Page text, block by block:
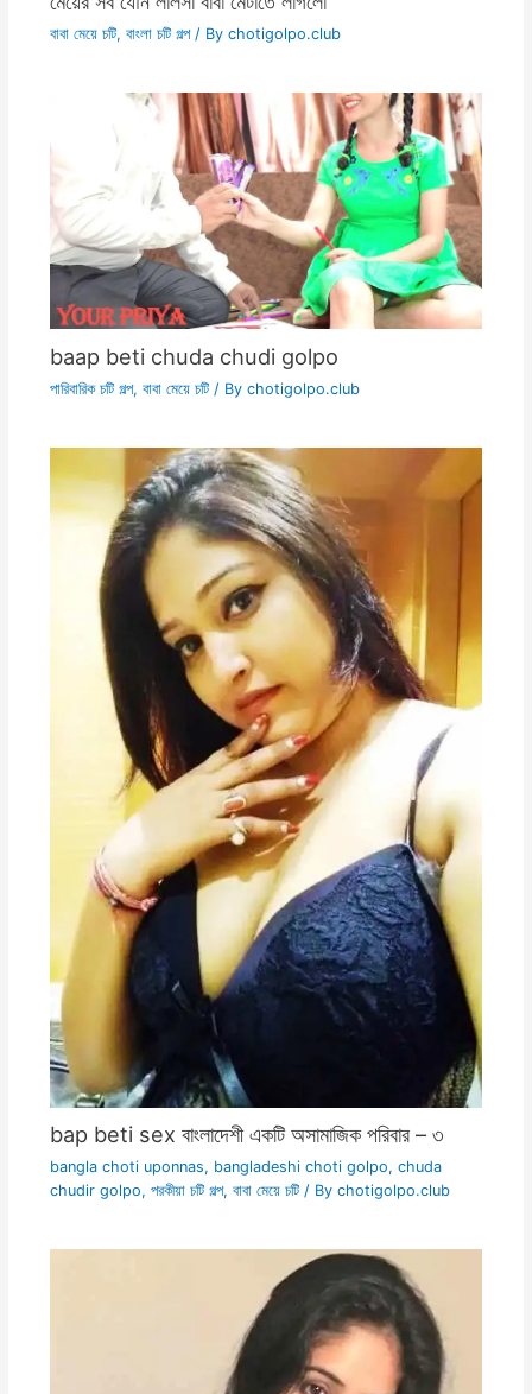
বাবা মেয়ে চটি, বাংলা চটি গল্প/ By chotigolpo.club
baap beti chuda chudi golpo
পারিবারিক চটি গল্প, বাবা মেয়ে চটি/ By chotigolpo.club
bap beti sex বাংলাদেশী একটি অসামাজিক পরিবার – ৩
bangla choti uponnas, bangladeshi choti golpo, chuda
chudir golpo, পরকীয়া চটি গল্প, বাবা মেয়ে চটি/ By chotigolpo.club